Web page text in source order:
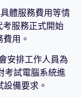
體服務費用等情
考服務正式開始
用。
安排工作人員為
考試電腦系統進
備要求。